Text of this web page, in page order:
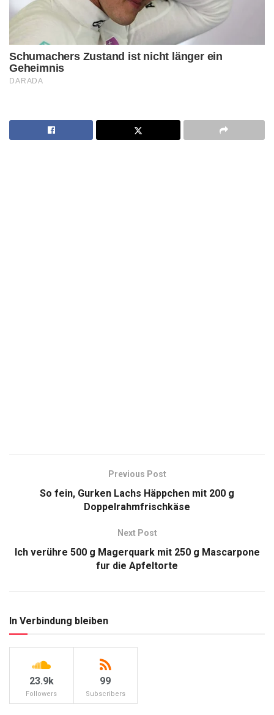
Previous Post
So fein, Gurken Lachs Häppchen mit 200 g
Doppelrahmfrischkäse
Next Post
Ich verühre 500 g Magerquark mit 250 g Mascarpone
fur die Apfeltorte
In Verbindung bleiben
23.9k
Followers
99
Subscribers